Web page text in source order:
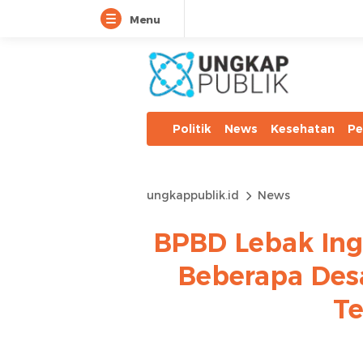
Menu
Politik News Kesehatan
ungkappublik.id News
BPBD Lebak
Beberapa